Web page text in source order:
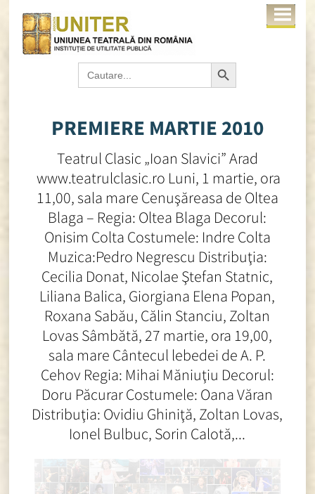
Search
for:
Search Button
PREMIERE MARTIE 2010
Teatrul Clasic „Ioan Slavici” Arad
www.teatrulclasic.ro Luni, 1 martie, ora
11,00, sala mare Cenuşăreasa de Oltea
Blaga – Regia: Oltea Blaga Decorul:
Onisim Colta Costumele: Indre Colta
Muzica:Pedro Negrescu Distribuţia:
Cecilia Donat, Nicolae Ştefan Statnic,
Liliana Balica, Giorgiana Elena Popan,
Roxana Sabău, Călin Stanciu, Zoltan
Lovas Sâmbătă, 27 martie, ora 19,00,
sala mare Cântecul lebedei de A. P.
Cehov Regia: Mihai Măniuţiu Decorul:
Doru Păcurar Costumele: Oana Văran
Distribuţia: Ovidiu Ghiniţă, Zoltan Lovas,
Ionel Bulbuc, Sorin Calotă,...